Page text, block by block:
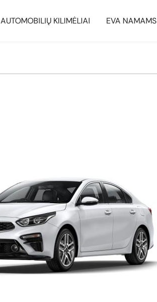
AUTOMOBILIŲ KILIMĖLIAI EVA NAMAMS